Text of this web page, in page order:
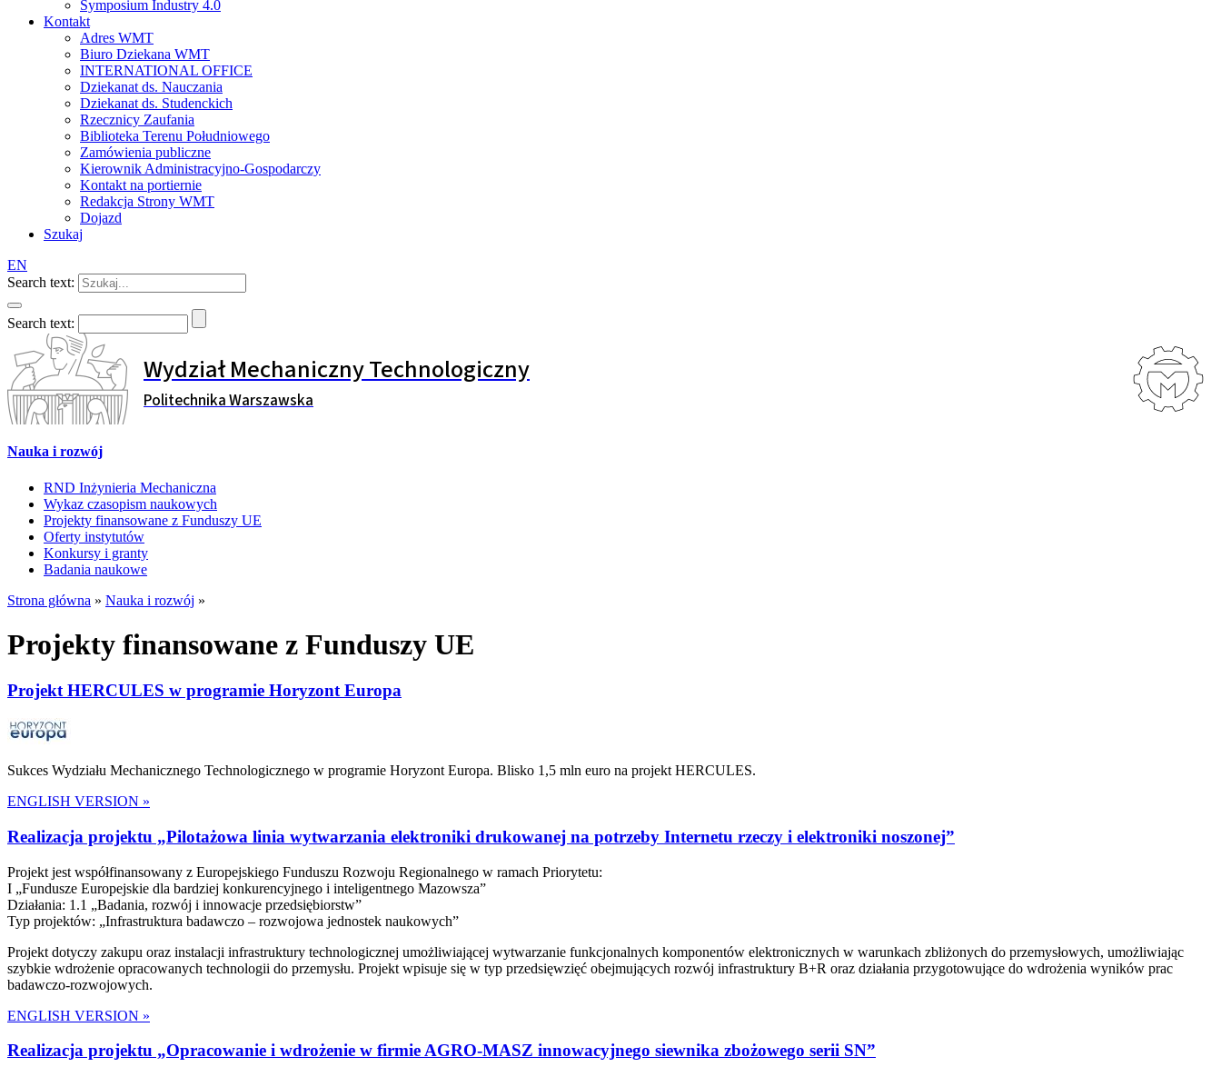
Symposium Industry 4.0
Kontakt
Adres WMT
Biuro Dziekana WMT
INTERNATIONAL OFFICE
Dziekanat ds. Nauczania
Dziekanat ds. Studenckich
Rzecznicy Zaufania
Biblioteka Terenu Południowego
Zamówienia publiczne
Kierownik Administracyjno-Gospodarczy
Kontakt na portiernie
Redakcja Strony WMT
Dojazd
Szukaj
EN
Search text:
Search text:
Wydział Mechaniczny Technologiczny
Politechnika Warszawska
Nauka i rozwój
RND Inżynieria Mechaniczna
Wykaz czasopism naukowych
Projekty finansowane z Funduszy UE
Oferty instytutów
Konkursy i granty
Badania naukowe
Strona główna » Nauka i rozwój »
Projekty finansowane z Funduszy UE
Projekt HERCULES w programie Horyzont Europa
Sukces Wydziału Mechanicznego Technologicznego w programie Horyzont Europa. Blisko 1,5 mln euro na projekt HERCULES.
ENGLISH VERSION »
Realizacja projektu „Pilotażowa linia wytwarzania elektroniki drukowanej na potrzeby Internetu rzeczy i elektroniki noszonej”
Projekt jest współfinansowany z Europejskiego Funduszu Rozwoju Regionalnego w ramach Priorytetu:
I „Fundusze Europejskie dla bardziej konkurencyjnego i inteligentnego Mazowsza”
Działania: 1.1 „Badania, rozwój i innowacje przedsiębiorstw”
Typ projektów: „Infrastruktura badawczo – rozwojowa jednostek naukowych”
Projekt dotyczy zakupu oraz instalacji infrastruktury technologicznej umożliwiającej wytwarzanie funkcjonalnych komponentów elektronicznych w warunkach zbliżonych do przemysłowych, umożliwiając
szybkie wdrożenie opracowanych technologii do przemysłu. Projekt wpisuje się w typ przedsięwzięć obejmujących rozwój infrastruktury B+R oraz działania przygotowujące do wdrożenia wyników prac
badawczo-rozwojowych.
ENGLISH VERSION »
Realizacja projektu „Opracowanie i wdrożenie w firmie AGRO-MASZ innowacyjnego siewnika zbożowego serii SN”